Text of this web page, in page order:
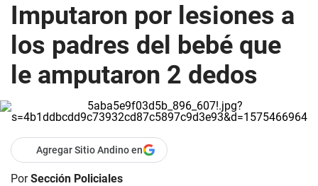
Imputaron por lesiones a
los padres del bebé que
le amputaron 2 dedos
Agregar Sitio Andino en
PorSección Policiales